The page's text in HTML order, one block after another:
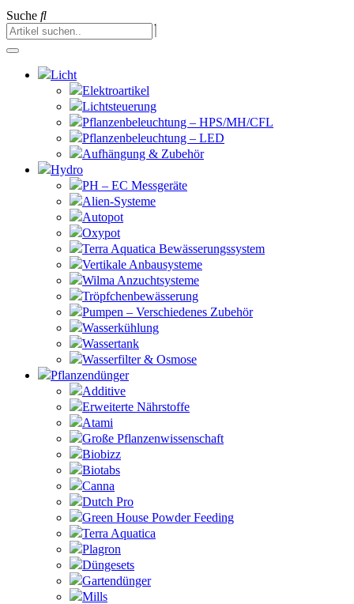
Suche
Licht
Elektroartikel
Lichtsteuerung
Pflanzenbeleuchtung – HPS/MH/CFL
Pflanzenbeleuchtung – LED
Aufhängung & Zubehör
Hydro
PH – EC Messgeräte
Alien-Systeme
Autopot
Oxypot
Terra Aquatica Bewässerungssystem
Vertikale Anbausysteme
Wilma Anzuchtsysteme
Tröpfchenbewässerung
Pumpen – Verschiedenes Zubehör
Wasserkühlung
Wassertank
Wasserfilter & Osmose
Pflanzendünger
Additive
Erweiterte Nährstoffe
Atami
Große Pflanzenwissenschaft
Biobizz
Biotabs
Canna
Dutch Pro
Green House Powder Feeding
Terra Aquatica
Plagron
Düngesets
Gartendünger
Mills